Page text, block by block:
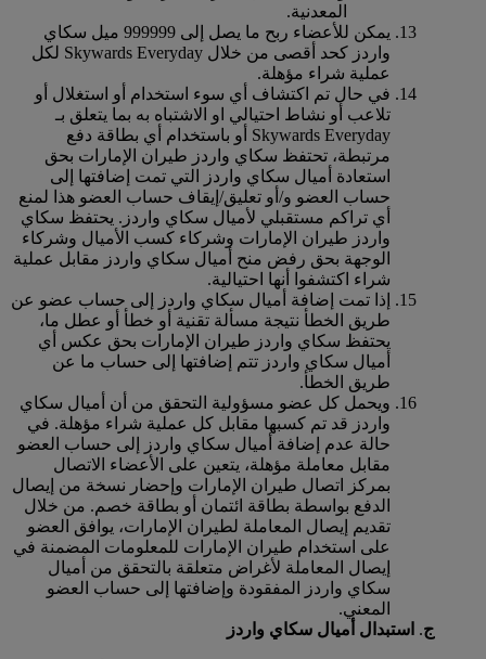
المعدنية.
يمكن للأعضاء ربح ما يصل إلى 999999 ميل سكاي
واردز كحد أقصى من خلال Skywards Everyday لكل
عملية شراء مؤهلة.
في حال تم اكتشاف أي سوء استخدام أو استغلال أو
تلاعب أو نشاط احتيالي او الاشتباه به بما يتعلق بـ
Skywards Everyday أو باستخدام أي بطاقة دفع
مرتبطة، تحتفظ سكاي واردز طيران الإمارات بحق
استعادة أميال سكاي واردز التي تمت إضافتها إلى
حساب العضو و/أو تعليق/إيقاف حساب العضو هذا لمنع
أي تراكم مستقبلي لأميال سكاي واردز. يحتفظ سكاي
واردز طيران الإمارات وشركاء كسب الأميال وشركاء
الوجهة بحق رفض منح أميال سكاي واردز مقابل عملية
شراء اكتشفوا أنها احتيالية.
إذا تمت إضافة أميال سكاي واردز إلى حساب عضو عن
طريق الخطأ نتيجة مسألة تقنية أو خطأ أو عطل ما،
يحتفظ سكاي واردز طيران الإمارات بحق عكس أي
أميال سكاي واردز تتم إضافتها إلى حساب ما عن
طريق الخطأ.
ويحمل كل عضو مسؤولية التحقق من أن أميال سكاي
واردز قد تم كسبها مقابل كل عملية شراء مؤهلة. في
حالة عدم إضافة أميال سكاي واردز إلى حساب العضو
مقابل معاملة مؤهلة، يتعين على الأعضاء الاتصال
بمركز اتصال طيران الإمارات وإحضار نسخة من إيصال
الدفع بواسطة بطاقة ائتمان أو بطاقة خصم. من خلال
تقديم إيصال المعاملة لطيران الإمارات، يوافق العضو
على استخدام طيران الإمارات للمعلومات المضمنة في
إيصال المعاملة لأغراض متعلقة بالتحقق من أميال
سكاي واردز المفقودة وإضافتها إلى حساب العضو
المعني.
ج. استبدال أميال سكاي واردز